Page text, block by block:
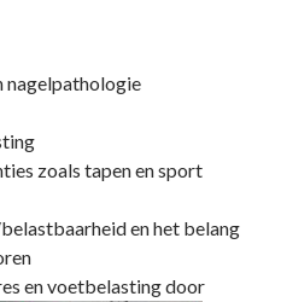
nagelpathologie
zoals tapen en sport
en het belang
en voetbelasting door